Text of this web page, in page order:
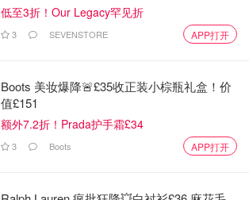
低至3折！Our Legacy罕见折
3 SEVENSTORE APP打开
Boots 美妆爆降🚨£35收正装小棕瓶礼盒！价
值£151
额外7.2折！Prada护手霜£34
3 Boots APP打开